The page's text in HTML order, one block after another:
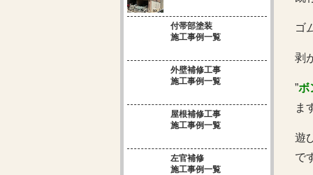
ゴ
剥
”ボ
ま
遊
で
付帯部塗装
施工事例一覧
外壁補修工事
施工事例一覧
屋根補修工事
施工事例一覧
左官補修
施工事例一覧